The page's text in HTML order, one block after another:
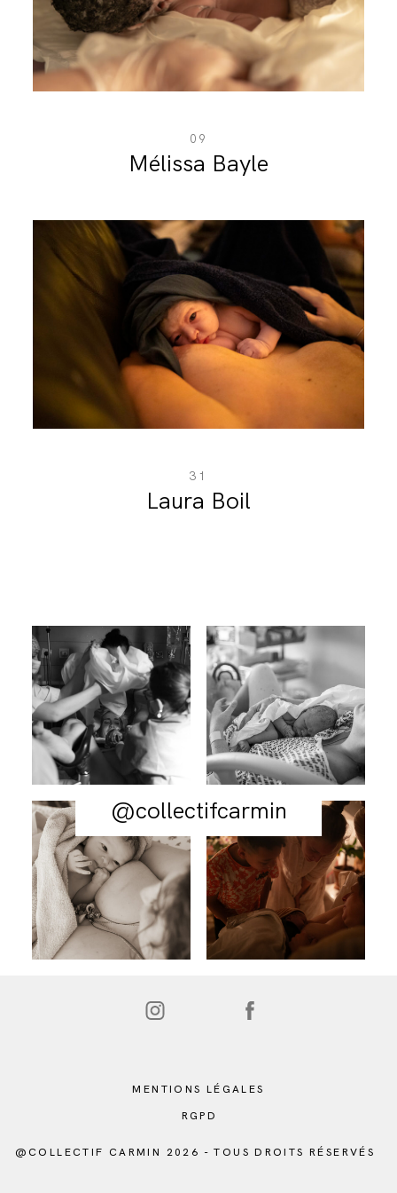
BLOG
09
Mélissa Bayle
31
Laura Boil
@collectifcarmin
RGPD
MENTIONS LÉGALES
@COLLECTIF CARMIN 2026 - TOUS DROITS RÉSERVÉS